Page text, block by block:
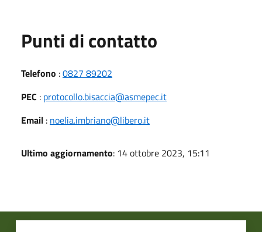
Punti di contatto
Telefono :0827 89202
PEC : protocollo.bisaccia@asmepec.it
Email : noelia.imbriano@libero.it
Ultimo aggiornamento: 14 ottobre 2023, 15:11